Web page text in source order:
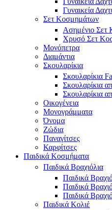
Γυναικεία
Σετ Κοσμημάτων
Ασημένιο Σετ
Χρυσό Σετ
Μονόπετρα
Διαμάντια
Σκουλαρίκια
Σκουλαρίκια
Σκουλαρίκια
Σκουλαρίκια
Οικογένεια
Μονογράμματα
Όνομα
Ζώδια
Παναγίτσες
Καρφίτσες
Παιδικά Κοσμήματα
Παιδικά Βραχιόλια
Παιδικά
Παιδικά
Παιδικά
Παιδικά Κολιέ